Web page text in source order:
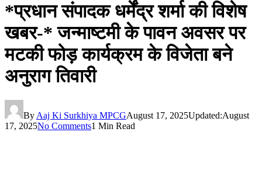
­*प्रधान संपादक धर्मेंद्र शर्मा की विशेष
खबर-* जन्माष्टमी के पावन अवसर पर
मटकी फोड़ कार्यक्रम के विजेता बने
अनुराग तिवारी
By Aaj Ki Surkhiya MPCGAugust 17, 2025Updated:August
17, 2025No Comments1 Min Read